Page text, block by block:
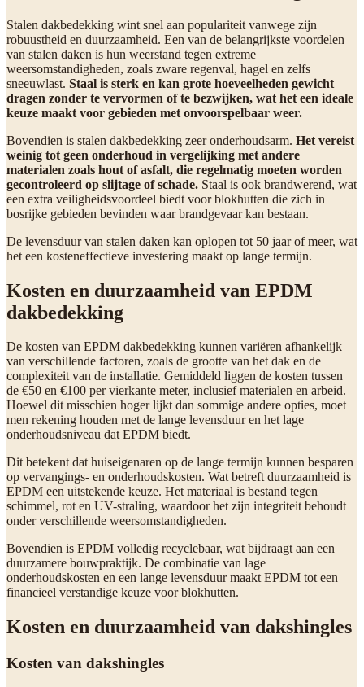
Stalen dakbedekking wint snel aan populariteit vanwege zijn
robuustheid en duurzaamheid. Een van de belangrijkste voordelen
van stalen daken is hun weerstand tegen extreme
weersomstandigheden, zoals zware regenval, hagel en zelfs
sneeuwlast. Staal is sterk en kan grote hoeveelheden gewicht
dragen zonder te vervormen of te bezwijken, wat het een ideale
keuze maakt voor gebieden met onvoorspelbaar weer.
Bovendien is stalen dakbedekking zeer onderhoudsarm. Het vereist
weinig tot geen onderhoud in vergelijking met andere
materialen zoals hout of asfalt, die regelmatig moeten worden
gecontroleerd op slijtage of schade. Staal is ook brandwerend, wat
een extra veiligheidsvoordeel biedt voor blokhutten die zich in
bosrijke gebieden bevinden waar brandgevaar kan bestaan.
De levensduur van stalen daken kan oplopen tot 50 jaar of meer, wat
het een kosteneffectieve investering maakt op lange termijn.
Kosten en duurzaamheid van EPDM
dakbedekking
De kosten van EPDM dakbedekking kunnen variëren afhankelijk
van verschillende factoren, zoals de grootte van het dak en de
complexiteit van de installatie. Gemiddeld liggen de kosten tussen
de €50 en €100 per vierkante meter, inclusief materialen en arbeid.
Hoewel dit misschien hoger lijkt dan sommige andere opties, moet
men rekening houden met de lange levensduur en het lage
onderhoudsniveau dat EPDM biedt.
Dit betekent dat huiseigenaren op de lange termijn kunnen besparen
op vervangings- en onderhoudskosten. Wat betreft duurzaamheid is
EPDM een uitstekende keuze. Het materiaal is bestand tegen
schimmel, rot en UV-straling, waardoor het zijn integriteit behoudt
onder verschillende weersomstandigheden.
Bovendien is EPDM volledig recyclebaar, wat bijdraagt aan een
duurzamere bouwpraktijk. De combinatie van lage
onderhoudskosten en een lange levensduur maakt EPDM tot een
financieel verstandige keuze voor blokhutten.
Kosten en duurzaamheid van dakshingles
Kosten van dakshingles